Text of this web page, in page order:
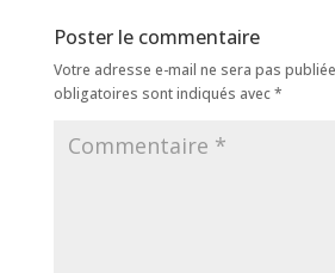
Poster le commentaire
Votre adresse e-mail ne sera pas
obligatoires sont indiqués avec*